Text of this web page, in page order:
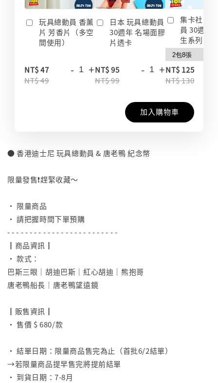
玩具總動員 香薰
片 芳香片（多空
間使用）
NT$ 47
NT$ 49
- +
日本 玩具總動員
30週年 名場面膠
片透卡
NT$ 95
NT$ 99
- +
集卡社 玩
員 30週年
生系列 收
NT$ 125
NT$ 130
加入購物車
● 香港迪士尼 玩具總動員 & 唐老鴨 紀念幣
限量發售❗️趕緊收藏～
• 限量商品
• 請把握時間下單預購
- - - - - - - - - - - - - - - - - - - - - - - - -
┃商品資訊┃
• 款式：
巴斯三眼｜胡迪巴斯｜紅心胡迪｜熊抱哥
唐老鴨船長｜唐老鴨望遠鏡
┃販售資訊┃
• 售價 $ 680/款
• 結單日期：限量商品售完為止（首批6/2結單）
→若限量商品提早售完將提前結單
• 到貨日期：7-8月